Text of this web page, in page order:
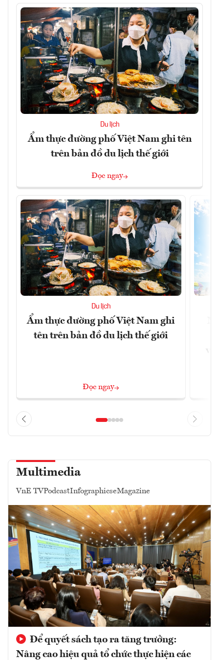
Du lịch
Ẩm thực đường phố Việt Nam ghi tên
trên bản đồ du lịch thế giới
Đọc ngay
Du lịch
Ẩm thực đường phố Việt Nam ghi
tên trên bản đồ du lịch thế giới
Đọc ngay
Multimedia
VnE TVPodcastInfographicseMagazine
Để quyết sách tạo ra tăng trưởng:
Nâng cao hiệu quả tổ chức thực hiện các